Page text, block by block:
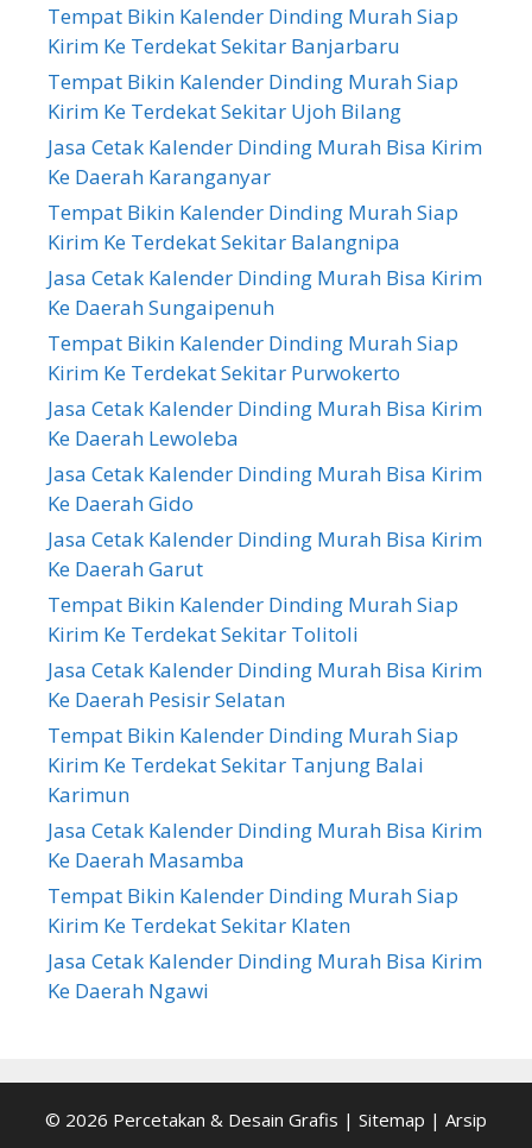
Tempat Bikin Kalender Dinding Murah Siap
Kirim Ke Terdekat Sekitar Banjarbaru
Tempat Bikin Kalender Dinding Murah Siap
Kirim Ke Terdekat Sekitar Ujoh Bilang
Jasa Cetak Kalender Dinding Murah Bisa Kirim
Ke Daerah Karanganyar
Tempat Bikin Kalender Dinding Murah Siap
Kirim Ke Terdekat Sekitar Balangnipa
Jasa Cetak Kalender Dinding Murah Bisa Kirim
Ke Daerah Sungaipenuh
Tempat Bikin Kalender Dinding Murah Siap
Kirim Ke Terdekat Sekitar Purwokerto
Jasa Cetak Kalender Dinding Murah Bisa Kirim
Ke Daerah Lewoleba
Jasa Cetak Kalender Dinding Murah Bisa Kirim
Ke Daerah Gido
Jasa Cetak Kalender Dinding Murah Bisa Kirim
Ke Daerah Garut
Tempat Bikin Kalender Dinding Murah Siap
Kirim Ke Terdekat Sekitar Tolitoli
Jasa Cetak Kalender Dinding Murah Bisa Kirim
Ke Daerah Pesisir Selatan
Tempat Bikin Kalender Dinding Murah Siap
Kirim Ke Terdekat Sekitar Tanjung Balai
Karimun
Jasa Cetak Kalender Dinding Murah Bisa Kirim
Ke Daerah Masamba
Tempat Bikin Kalender Dinding Murah Siap
Kirim Ke Terdekat Sekitar Klaten
Jasa Cetak Kalender Dinding Murah Bisa Kirim
Ke Daerah Ngawi
© 2026 Percetakan & Desain Grafis | Sitemap | Arsip